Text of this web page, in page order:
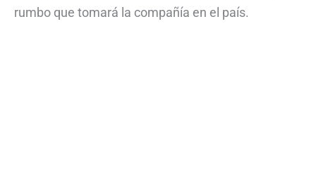
rumbo que tomará la compañía en el país.